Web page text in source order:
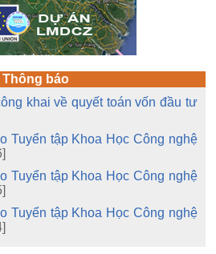
Thông báo
khai về quyết toán vốn đầu tư
Tuyển tập Khoa Học Công nghệ
Tuyển tập Khoa Học Công nghệ
Tuyển tập Khoa Học Công nghệ